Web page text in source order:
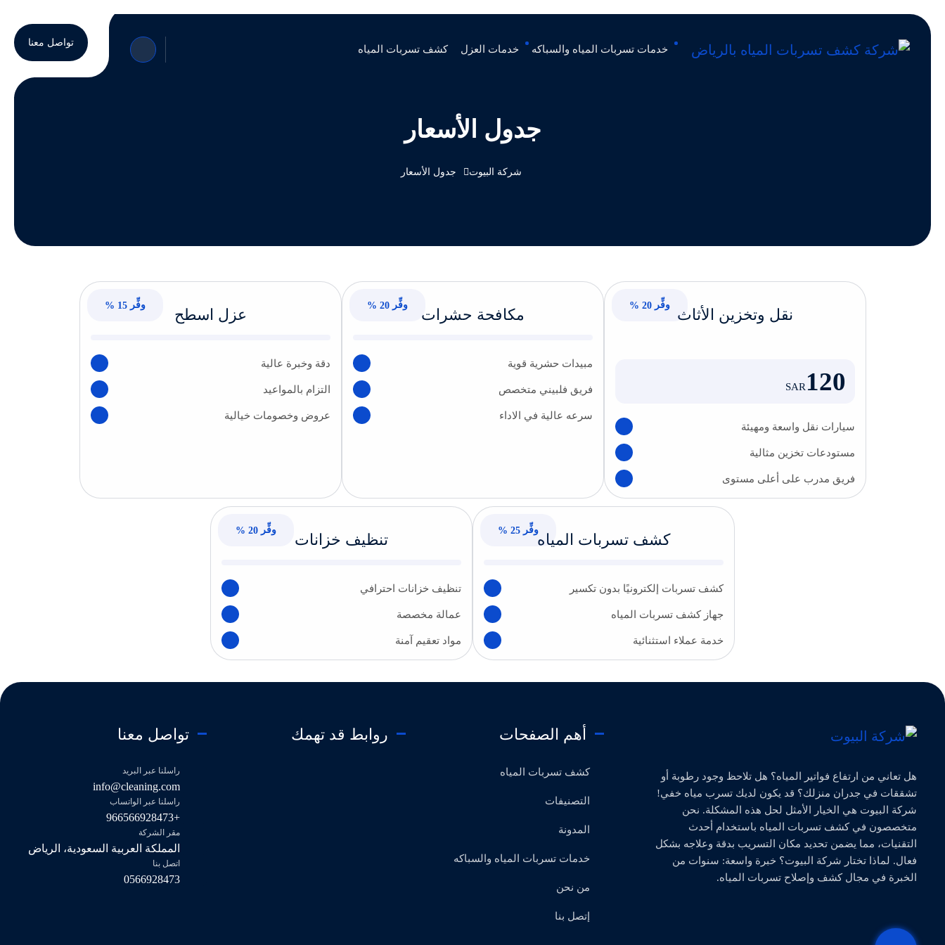
خدمات تسربات المياه والسباكه خدمات العزل كشف تسربات المياه
تواصل معنا
جدول الأسعار
شركة البيوت جدول الأسعار
نقل وتخزين الأثاث
120
SAR
وفِّر20 %
سيارات نقل واسعة ومهيئة
مستودعات تخزين مثالية
فريق مدرب على أعلى مستوى
مكافحة حشرات
وفِّر20 %
مبيدات حشرية قوية
فريق فلبيني متخصص
سرعه عالية في الاداء
عزل اسطح
وفِّر15 %
دقة وخبرة عالية
التزام بالمواعيد
عروض وخصومات خيالية
كشف تسربات المياه
وفِّر 25 %
كشف تسربات إلكترونيًا بدون تكسير
جهاز كشف تسربات المياه
خدمة عملاء استثنائية
تنظيف خزانات
وفِّر 20 %
تنظيف خزانات احترافي
عمالة مخصصة
مواد تعقيم آمنة
هل تعاني من ارتفاع فواتير المياه؟ هل تلاحظ وجود رطوبة أو
تشققات في جدران منزلك؟ قد يكون لديك تسرب مياه خفي!
شركة البيوت هي الخيار الأمثل لحل هذه المشكلة. نحن
متخصصون في كشف تسربات المياه باستخدام أحدث
التقنيات، مما يضمن تحديد مكان التسريب بدقة وعلاجه بشكل
فعال. لماذا تختار شركة البيوت؟ خبرة واسعة: سنوات من
الخبرة في مجال كشف وإصلاح تسربات المياه.
أهم الصفحات
كشف تسربات المياه
التصنيفات
المدونة
خدمات تسربات المياه والسباكه
من نحن
إتصل بنا
روابط قد تهمك تواصل معنا
راسلنا عبر البريد
info@cleaning.com
راسلنا عبر الواتساب
+966566928473
مقر الشركة
المملكة العربية السعودية، الرياض
اتصل بنا
0566928473